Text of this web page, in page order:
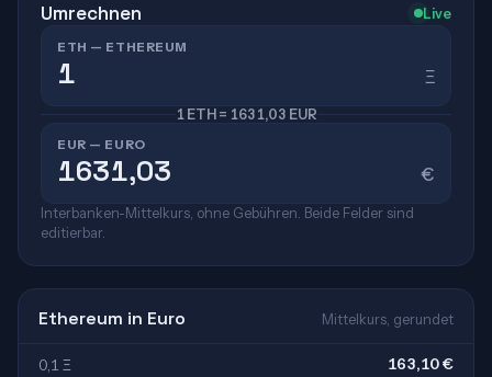
Umrechnen Live
ETH — ETHEREUM
Ξ
1 ETH = 1631,03 EUR
EUR — EURO
€
Interbanken-Mittelkurs, ohne Gebühren. Beide Felder sind
editierbar.
Ethereum in Euro Mittelkurs, gerundet
0,1 Ξ 163,10 €